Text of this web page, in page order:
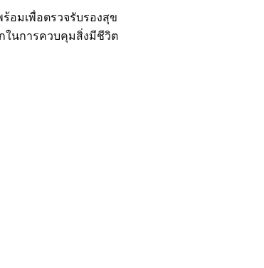
อมเพื่อตรวจรับรองสุข
ในการควบคุมสิ่งมีชีวิต